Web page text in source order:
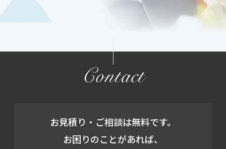
Contact
お見積り・ご相談は無料です。
お困りのことがあれば、